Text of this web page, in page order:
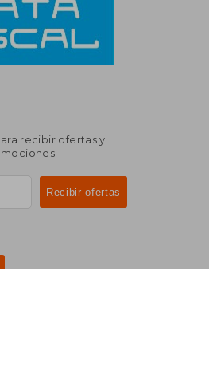
recibir ofertas y